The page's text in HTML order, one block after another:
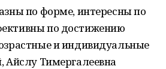
по форме, интересны по
по достижению
и индивидуальные
Айслу Тимергалеевна